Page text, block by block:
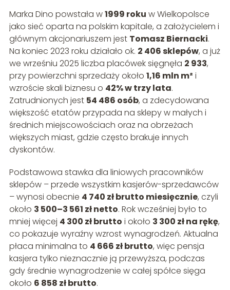
Marka Dino powstała w1999 roku w Wielkopolsce
jako sieć oparta na polskim kapitale, a założycielem i
głównym akcjonariuszem jest Tomasz Biernacki.
Na koniec 2023 roku działało ok. 2 406 sklepów, a już
we wrześniu 2025 liczba placówek sięgnęła 2 933,
przy powierzchni sprzedaży około 1,16 mln m² i
wzroście skali biznesu o 42% w trzy lata.
Zatrudnionych jest 54 486 osób, a zdecydowana
większość etatów przypada na sklepy w małych i
średnich miejscowościach oraz na obrzeżach
większych miast, gdzie często brakuje innych
dyskontów.
Podstawowa stawka dla liniowych pracowników
sklepów – przede wszystkim kasjerów-sprzedawców
– wynosi obecnie 4 740 zł brutto miesięcznie, czyli
około 3 500–3 561 zł netto. Rok wcześniej było to
mniej więcej 4 300 zł brutto i około 3 300 zł na rękę,
co pokazuje wyraźny wzrost wynagrodzeń. Aktualna
płaca minimalna to 4 666 zł brutto, więc pensja
kasjera tylko nieznacznie ją przewyższa, podczas
gdy średnie wynagrodzenie w całej spółce sięga
około 6 858 zł brutto.